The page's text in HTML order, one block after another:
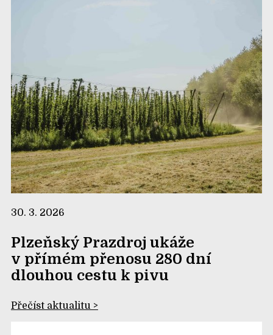
30. 3. 2026
Plzeňský Prazdroj ukáže
v přímém přenosu 280 dní
dlouhou cestu k pivu
Přečíst aktualitu >